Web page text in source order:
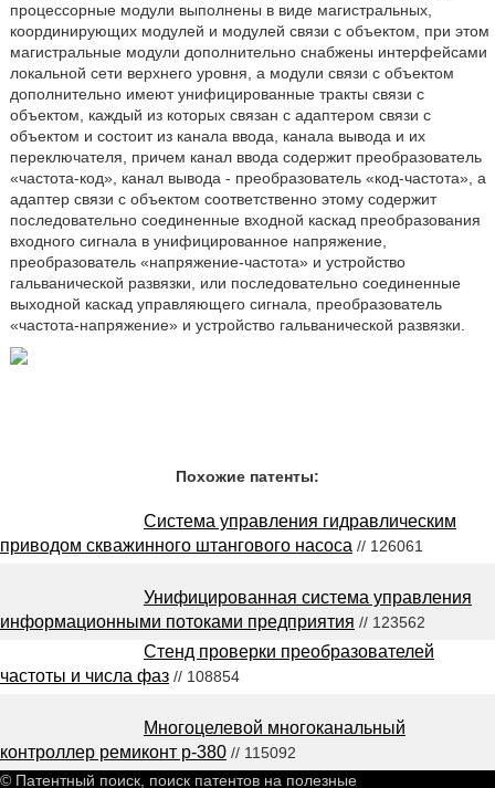
процессорные модули выполнены в виде магистральных,
координирующих модулей и модулей связи с объектом, при этом
магистральные модули дополнительно снабжены интерфейсами
локальной сети верхнего уровня, а модули связи с объектом
дополнительно имеют унифицированные тракты связи с
объектом, каждый из которых связан с адаптером связи с
объектом и состоит из канала ввода, канала вывода и их
переключателя, причем канал ввода содержит преобразователь
«частота-код», канал вывода - преобразователь «код-частота», а
адаптер связи с объектом соответственно этому содержит
последовательно соединенные входной каскад преобразования
входного сигнала в унифицированное напряжение,
преобразователь «напряжение-частота» и устройство
гальванической развязки, или последовательно соединенные
выходной каскад управляющего сигнала, преобразователь
«частота-напряжение» и устройство гальванической развязки.
Похожие патенты:
Система управления гидравлическим
приводом скважинного штангового насоса // 126061
Унифицированная система управления
информационными потоками предприятия // 123562
Стенд проверки преобразователей
частоты и числа фаз // 108854
Многоцелевой многоканальный
контроллер ремиконт р-380 // 115092
© Патентный поиск, поиск патентов на полезные